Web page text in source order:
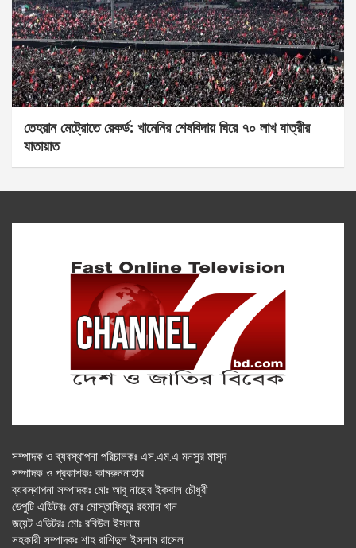
তেহরান মেট্রোতে রেকর্ড: খামেনির শেষবিদায় ঘিরে ৭০ লাখ যাত্রীর
যাতায়াত
সম্পাদক ও ব্যবস্থাপনা পরিচালকঃ এস.এম.এ মনসুর মাসুদ
সম্পাদক ও প্রকাশকঃ কামরুননাহার
ব্যবস্থাপনা সম্পাদকঃ মোঃ আবু নাছের ইকবাল চৌধুরী
ডেপুটি এডিটরঃ মোঃ মোস্তাফিজুর রহমান খান
জয়েন্ট এডিটরঃ মোঃ রবিউল ইসলাম
সহকারী সম্পাদকঃ শাহ রাশিদুল ইসলাম রাসেল